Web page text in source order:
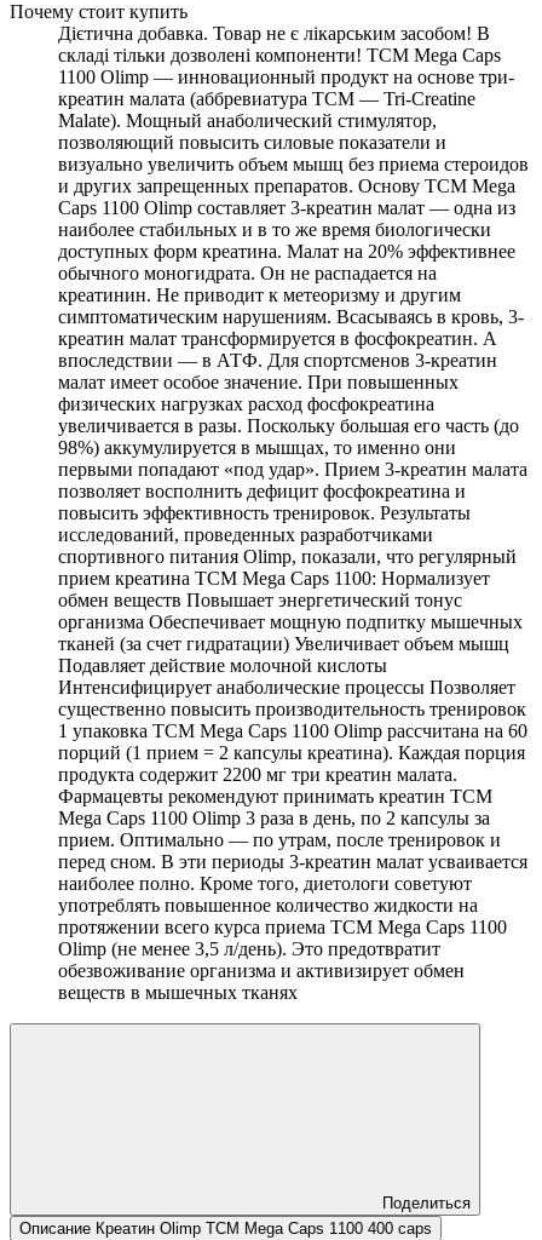
Почему стоит купить
Дієтична добавка. Товар не є лікарським засобом! В
складі тільки дозволені компоненти! TCM Mega Caps
1100 Olimp — инновационный продукт на основе три-
креатин малата (аббревиатура ТСМ — Tri-Creatine
Malate). Мощный анаболический стимулятор,
позволяющий повысить силовые показатели и
визуально увеличить объем мышц без приема стероидов
и других запрещенных препаратов. Основу TCM Mega
Caps 1100 Olimp составляет 3-креатин малат — одна из
наиболее стабильных и в то же время биологически
доступных форм креатина. Малат на 20% эффективнее
обычного моногидрата. Он не распадается на
креатинин. Не приводит к метеоризму и другим
симптоматическим нарушениям. Всасываясь в кровь, 3-
креатин малат трансформируется в фосфокреатин. А
впоследствии — в АТФ. Для спортсменов 3-креатин
малат имеет особое значение. При повышенных
физических нагрузках расход фосфокреатина
увеличивается в разы. Поскольку большая его часть (до
98%) аккумулируется в мышцах, то именно они
первыми попадают «под удар». Прием 3-креатин малата
позволяет восполнить дефицит фосфокреатина и
повысить эффективность тренировок. Результаты
исследований, проведенных разработчиками
спортивного питания Olimp, показали, что регулярный
прием креатина TCM Mega Caps 1100: Нормализует
обмен веществ Повышает энергетический тонус
организма Обеспечивает мощную подпитку мышечных
тканей (за счет гидратации) Увеличивает объем мышц
Подавляет действие молочной кислоты
Интенсифицирует анаболические процессы Позволяет
существенно повысить производительность тренировок
1 упаковка TCM Mega Caps 1100 Olimp рассчитана на 60
порций (1 прием = 2 капсулы креатина). Каждая порция
продукта содержит 2200 мг три креатин малата.
Фармацевты рекомендуют принимать креатин TCM
Mega Caps 1100 Olimp 3 раза в день, по 2 капсулы за
прием. Оптимально — по утрам, после тренировок и
перед сном. В эти периоды 3-креатин малат усваивается
наиболее полно. Кроме того, диетологи советуют
употреблять повышенное количество жидкости на
протяжении всего курса приема TCM Mega Caps 1100
Olimp (не менее 3,5 л/день). Это предотвратит
обезвоживание организма и активизирует обмен
веществ в мышечных тканях
Поделиться
Описание Креатин Olimp TCM Mega Caps 1100 400 caps